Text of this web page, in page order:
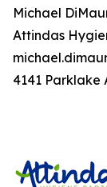
Michael
Attindas
4141 Parklake